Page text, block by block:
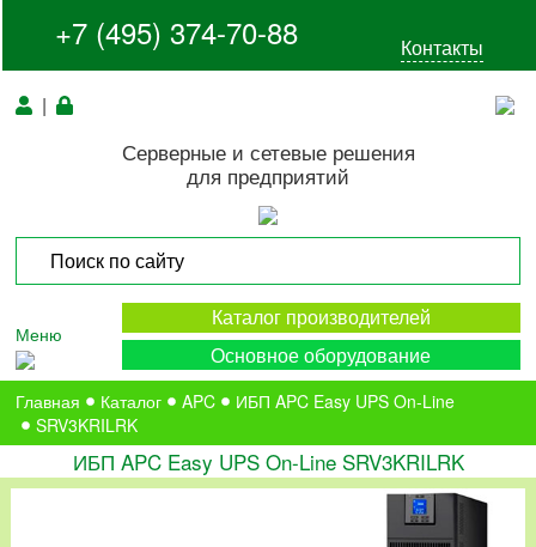
+7 (495) 374-70-88 Контакты
|
Серверные и сетевые решения
для предприятий
Меню
Каталог производителей
Основное оборудование
Главная Каталог APC
ИБП APC Easy UPS On-Line
SRV3KRILRK
ИБП APC Easy UPS On-Line SRV3KRILRK